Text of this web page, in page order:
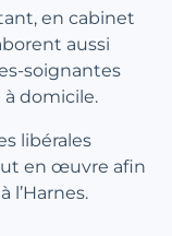
en cabinet
aussi
soignantes
à domicile.
libérales
en œuvre afin
l’Harnes.